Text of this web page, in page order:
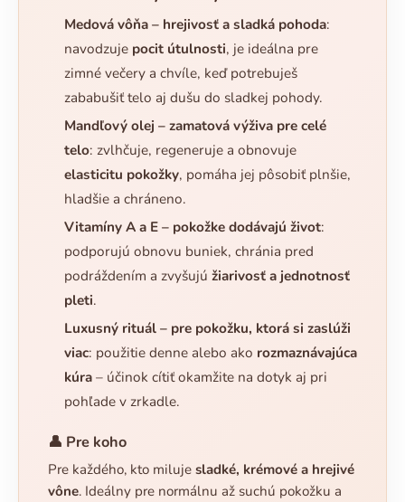
Medová vôňa – hrejivosť a sladká pohoda:
navodzuje pocit útulnosti, je ideálna pre
zimné večery a chvíle, keď potrebuješ
zababušiť telo aj dušu do sladkej pohody.
Mandľový olej – zamatová výživa pre celé
telo: zvlhčuje, regeneruje a obnovuje
elasticitu pokožky, pomáha jej pôsobiť plnšie,
hladšie a chráneno.
Vitamíny A a E – pokožke dodávajú život:
podporujú obnovu buniek, chránia pred
podráždením a zvyšujú žiarivosť a jednotnosť
pleti.
Luxusný rituál – pre pokožku, ktorá si zaslúži
viac: použitie denne alebo ako rozmaznávajúca
kúra– účinok cítiť okamžite na dotyk aj pri
pohľade v zrkadle.
👤 Pre koho
Pre každého, kto miluje sladké, krémové a hrejivé
vône. Ideálny pre normálnu až suchú pokožku a